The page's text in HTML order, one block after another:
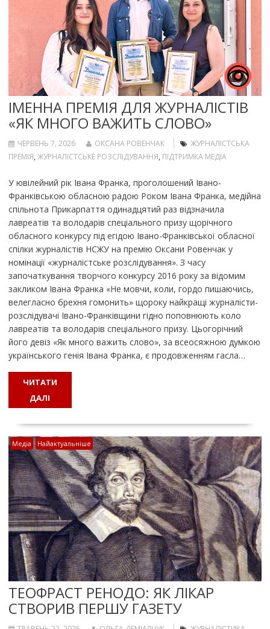
ІМЕННА ПРЕМІЯ ДЛЯ ЖУРНАЛІСТІВ
«ЯК МНОГО ВАЖИТЬ СЛОВО»
ЧЕРВЕНЬ 7, 2026 ОКСАНА РОВЕНЧАК
ЖУРНАЛІСТСЬКА
ПРЕМІЯ, ЖУРНАЛІСТСЬКЕ РОЗСЛІДУВАННЯ, ПІДТРИМКА МЕДІА
У ювілейний рік Івана Франка, проголошений Івано-
Франківською обласною радою Роком Івана Франка, медійна
спільнота Прикарпаття одинадцятий раз відзначила
лавреатів та володарів спеціального призу щорічного
обласного конкурсу під егідою Івано-Франківської обласної
спілки журналістів НСЖУ на премію Оксани Ровенчак у
номінації «журналістське розслідування». З часу
започаткування творчого конкурсу 2016 року за відомим
закликом Івана Франка «Не мовчи, коли, гордо пишаючись,
велегласно брехня гомонить» щороку найкращі журналісти-
розслідувачі Івано-Франківщини гідно поповнюють коло
лавреатів та володарів спеціального призу. Цьогорічний
його девіз «Як много важить слово», за всеосяжною думкою
українського генія Івана Франка, є продовженням гасла…
ЧИТАТИ
ДАЛІ
Медіа Найактуальніше
ТЕОФРАСТ РЕНОДО: ЯК ЛІКАР
СТВОРИВ ПЕРШУ ГАЗЕТУ